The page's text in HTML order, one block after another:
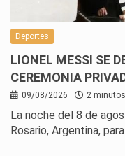
Deportes
LIONEL MESSI SE
CEREMONIA
09/08/2026 2
La noche del 8 de
Rosario, Argentina,